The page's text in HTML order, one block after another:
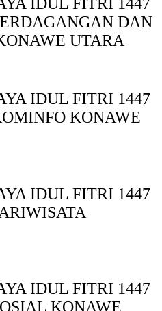
DAN
UTARA
IDUL FITRI 1447
KONAWE
IDUL FITRI 1447
IDUL FITRI 1447
KONAWE